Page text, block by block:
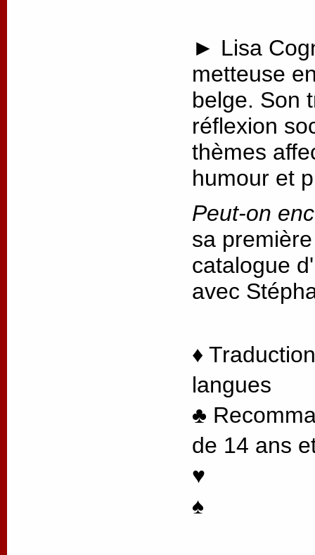
► Lisa
metteuse
belge. Son
réflexion
thèmes
humour et
Peut-on
sa
catalogue
avec
♦
langues
♣
de 14 ans
♥
♠